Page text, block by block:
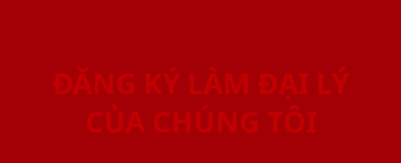
ĐĂNG KÝ LÀM ĐẠI LÝ
CỦA CHÚNG TÔI